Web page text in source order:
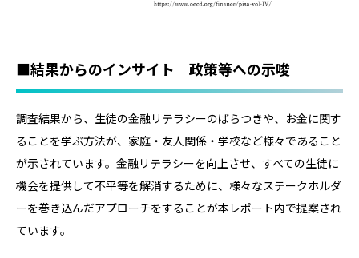
■結果からのインサイト 政策等への示唆
調査結果から、生徒の金融リテラシーのばらつきや、お金に関す
ることを学ぶ方法が、家庭・友人関係・学校など様々であること
が示されています。金融リテラシーを向上させ、すべての生徒に
機会を提供して不平等を解消するために、様々なステークホルダ
ーを巻き込んだアプローチをすることが本レポート内で提案され
ています。